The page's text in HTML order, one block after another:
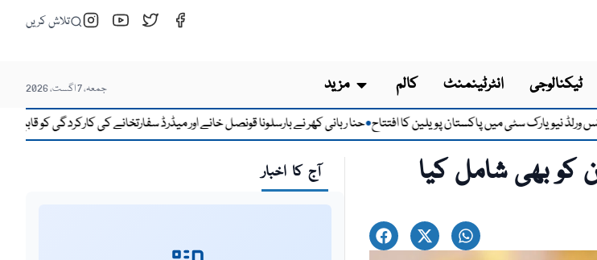
تلاش کریں
مزید کالم انٹرٹینمنٹ ٹیکنالوجی جمعہ، 7 اگست، 2026
حنا ربانی کھر نے بارسلونا قونصل خانے اور میڈرڈ سفارتخانے کی کارکردگی کو قابلِ تحسین●سٹی میں پاکستان پویلین کا افتتاح
آج کا اخبار
کو بھی شامل کیا